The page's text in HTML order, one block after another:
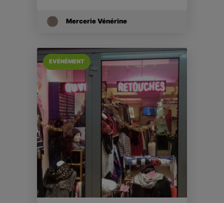
Mercerie Vénérine
EVÉNÉMENT